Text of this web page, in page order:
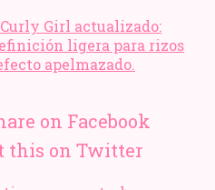
Girl actualizado:
ligera para rizos
apelmazado.